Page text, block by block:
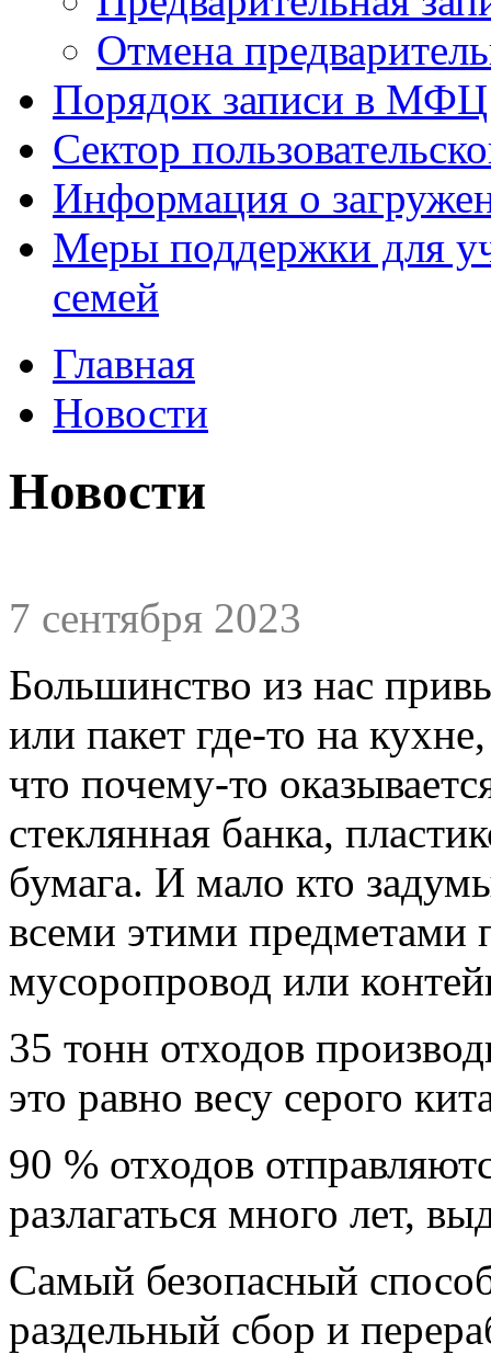
Отмена
Порядок записи в МФЦ
Сектор
Информация о
Меры поддержки для
семей
Главная
Новости
Новости
7 сентября 2023
Большинство из нас
или пакет где-то на
что почему-то
стеклянная банка,
бумага. И мало кто
всеми этими предметами
мусоропровод или
35 тонн отходов
это равно весу серого
90 % отходов
разлагаться много лет,
Самый безопасный
раздельный сбор и